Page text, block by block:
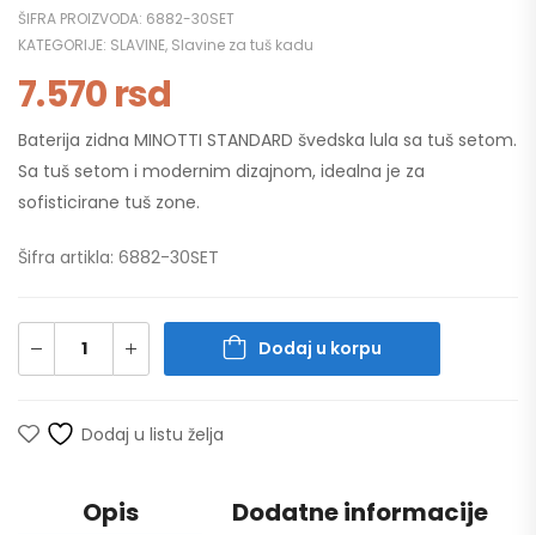
ŠIFRA PROIZVODA: 6882-30SET
KATEGORIJE: SLAVINE, Slavine za tuš kadu
7.570rsd
Baterija zidna MINOTTI STANDARD švedska lula sa tuš setom.
Sa tuš setom i modernim dizajnom, idealna je za
sofisticirane tuš zone.
Šifra artikla: 6882-30SET
Dodaj u korpu
Dodaj u listu želja
Opis Dodatne informacije